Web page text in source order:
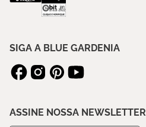
SIGA A BLUE GARDENIA
ASSINE NOSSA NEWSLETTER